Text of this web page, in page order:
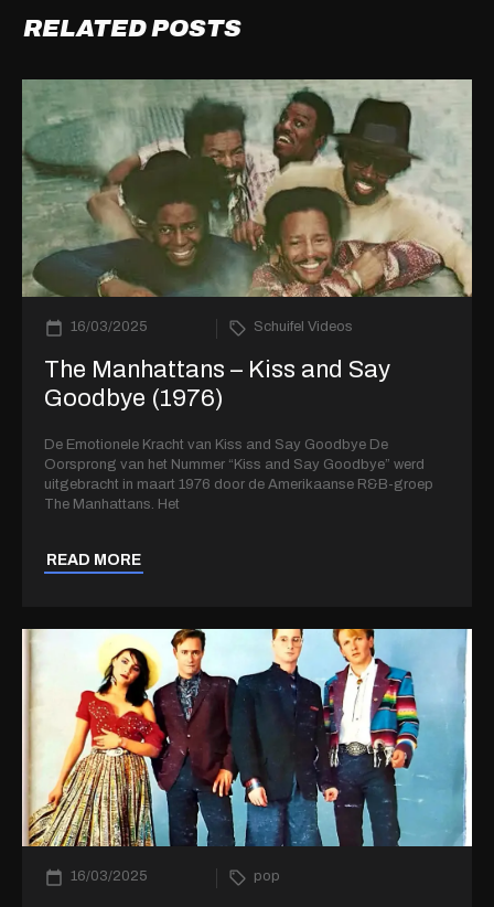
RELATED POSTS
16/03/2025 Schuifel Videos
The Manhattans – Kiss and Say
Goodbye (1976)
De Emotionele Kracht van Kiss and Say Goodbye De
Oorsprong van het Nummer “Kiss and Say Goodbye” werd
uitgebracht in maart 1976 door de Amerikaanse R&B-groep
The Manhattans. Het
READ MORE
16/03/2025 pop